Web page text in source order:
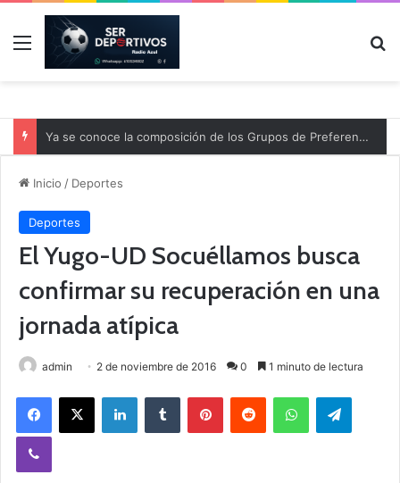
Menú
Ya se conoce la composición de los Grupos de Preferente y el calendario
Inicio / Deportes
Deportes
El Yugo-UD Socuéllamos busca
confirmar su recuperación en una
jornada atípica
admin 2 de noviembre de 2016 0 1 minuto de lectura